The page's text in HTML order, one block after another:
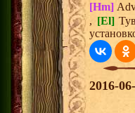
[Hm]
,
[El]
2016-